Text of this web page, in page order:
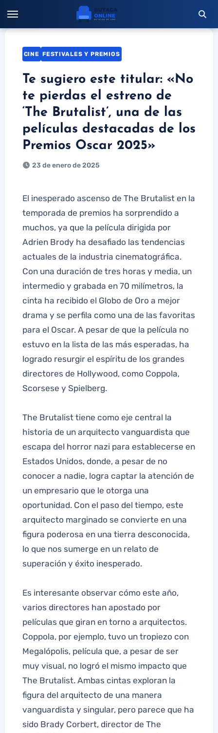
contenido
CINE FESTIVALES Y PREMIOS
Te sugiero este titular: «No
te pierdas el estreno de
‘The Brutalist’, una de las
películas destacadas de los
Premios Oscar 2025»
23 de enero de 2025
El inesperado ascenso de The Brutalist en la
temporada de premios ha sorprendido a
muchos, ya que la película dirigida por
Adrien Brody ha desafiado las tendencias
actuales de la industria cinematográfica.
Con una duración de tres horas y media, un
intermedio y grabada en 70 milímetros, la
cinta ha recibido el Globo de Oro a mejor
drama y se perfila como una de las favoritas
para el Oscar. A pesar de que la película no
estuvo en la lista de las más esperadas, ha
logrado resurgir el espíritu de los grandes
directores de Hollywood, como Coppola,
Scorsese y Spielberg.
The Brutalist tiene como eje central la
historia de un arquitecto vanguardista que
escapa del horror nazi para establecerse en
Estados Unidos, donde, a pesar de no
conocer a nadie, logra captar la atención de
un empresario que le otorga una
oportunidad. Con el paso del tiempo, este
arquitecto marginado se convierte en una
figura poderosa en una tierra desconocida,
lo que nos sumerge en un relato de
superación y éxito inesperado.
Es interesante observar cómo este año,
varios directores han apostado por
películas que giran en torno a arquitectos.
Coppola, por ejemplo, tuvo un tropiezo con
Megalópolis, película que, a pesar de ser
muy visual, no logró el mismo impacto que
The Brutalist. Ambas cintas exploran la
figura del arquitecto de una manera
vanguardista y singular, pero parece que ha
sido Brady Corbert, director de The